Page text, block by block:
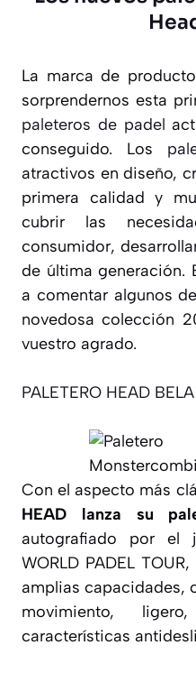
La marca de
sorprendernos esta
paleteros de padel
conseguido. Los
atractivos en diseño,
primera calidad y
cubrir las
consumidor,
de última generación.
a comentar algunos
novedosa colección
vuestro agrado.
PALETERO HEAD
Con el aspecto más
HEAD lanza su
autografiado por el
WORLD PADEL
amplias capacidades,
movimiento,
características